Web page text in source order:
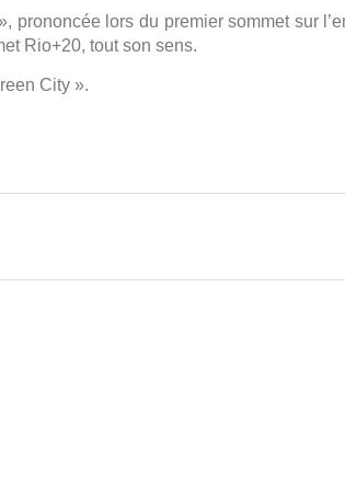
lors du premier sommet sur
Rio+20, tout son sens.
City ».